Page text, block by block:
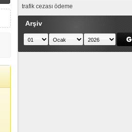
trafik cezası ödeme
Arşiv